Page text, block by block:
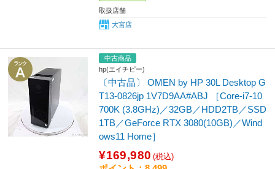
取扱店舗
大宮店
中古商品
hp(エイチピー)
〔中古品〕 OMEN by HP 30L Desktop G
T13-0826jp 1V7D9AA#ABJ ［Core-i7-10
700K (3.8GHz)／32GB／HDD2TB／SSD
1TB／GeForce RTX 3080(10GB)／Wind
ows11 Home］
¥169,980 (税込)